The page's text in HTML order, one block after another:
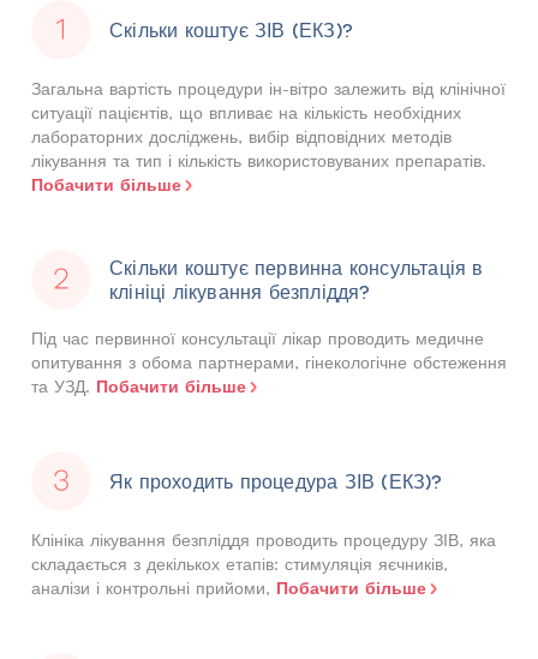
Скільки коштує ЗІВ (ЕКЗ)?
Загальна вартість процедури ін-вітро залежить від клінічної
ситуації пацієнтів, що впливає на кількість необхідних
лабораторних досліджень, вибір відповідних методів
лікування та тип і кількість використовуваних препаратів.
Побачити більше
Скільки коштує первинна консультація в
клініці лікування безпліддя?
Під час первинної консультації лікар проводить медичне
опитування з обома партнерами, гінекологічне обстеження
та УЗД. Побачити більше
Як проходить процедура ЗІВ (ЕКЗ)?
Клініка лікування безпліддя проводить процедуру ЗІВ, яка
складається з декількох етапів: стимуляція яєчників,
аналізи і контрольні прийоми, Побачити більше